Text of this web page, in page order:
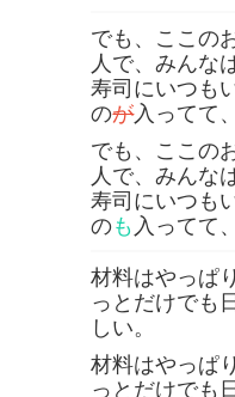
でも、ここの
人で、みんな
寿司にいつも
のが入ってて
でも、ここの
人で、みんな
寿司にいつも
のも 入ってて
材料はやっぱ
っとだけでも
しい。
材料はやっぱ
っとだけでも